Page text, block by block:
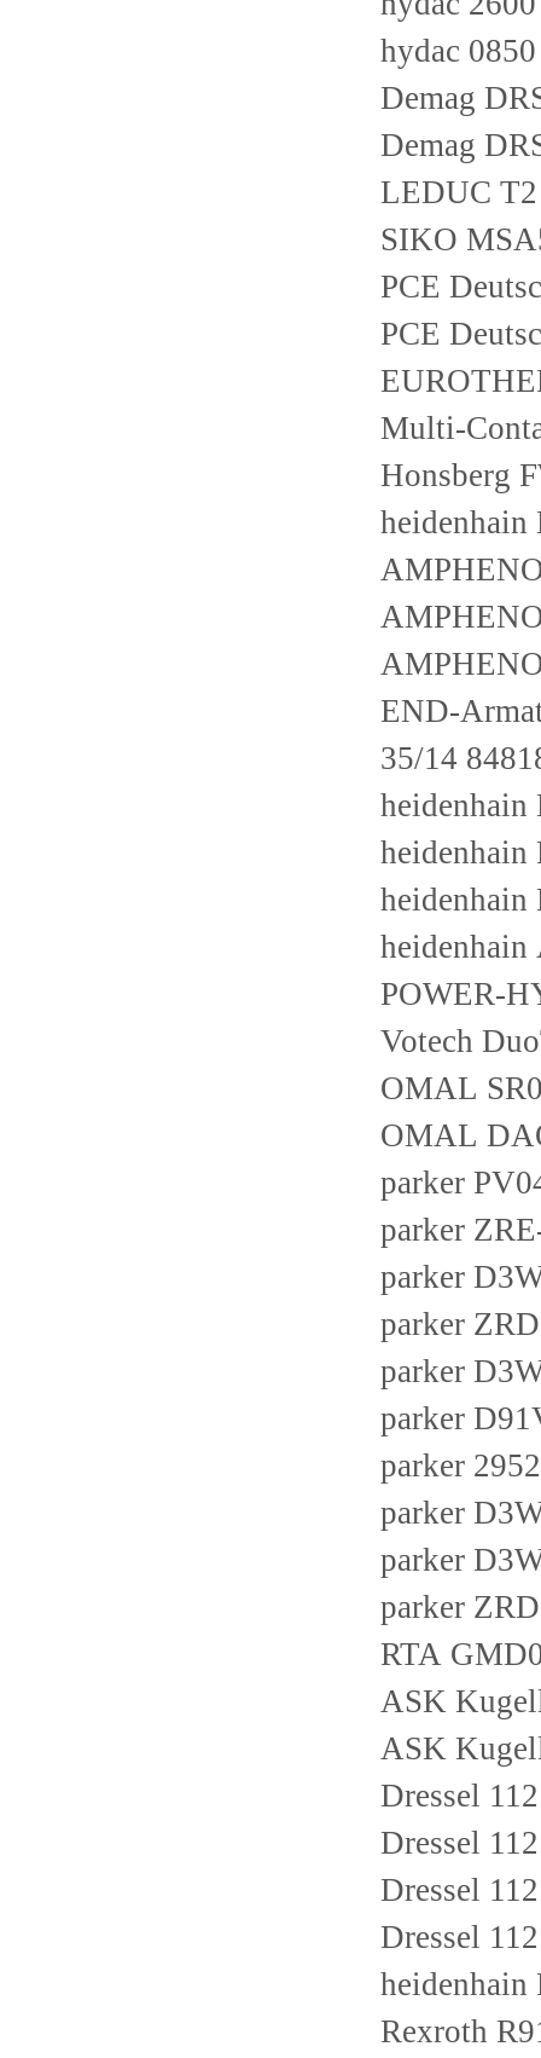
hydac
Demag
Demag
LEDUC
SIKO
PCE
PCE
Multi-
Honsberg
heidenhain
END-
35/14
POWER-
Votech
OMAL
OMAL
parker
parker
parker
parker
parker
parker
parker
parker
parker
parker
RTA
ASK
ASK
Dressel
Dressel
Dressel
Dressel
heidenhain
Rexroth